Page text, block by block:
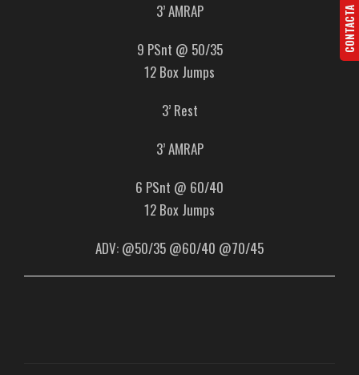
3’ AMRAP
9 PSnt @ 50/35
12 Box Jumps
3’ Rest
3’ AMRAP
6 PSnt @ 60/40
12 Box Jumps
ADV: @50/35 @60/40 @70/45
CONTACTA